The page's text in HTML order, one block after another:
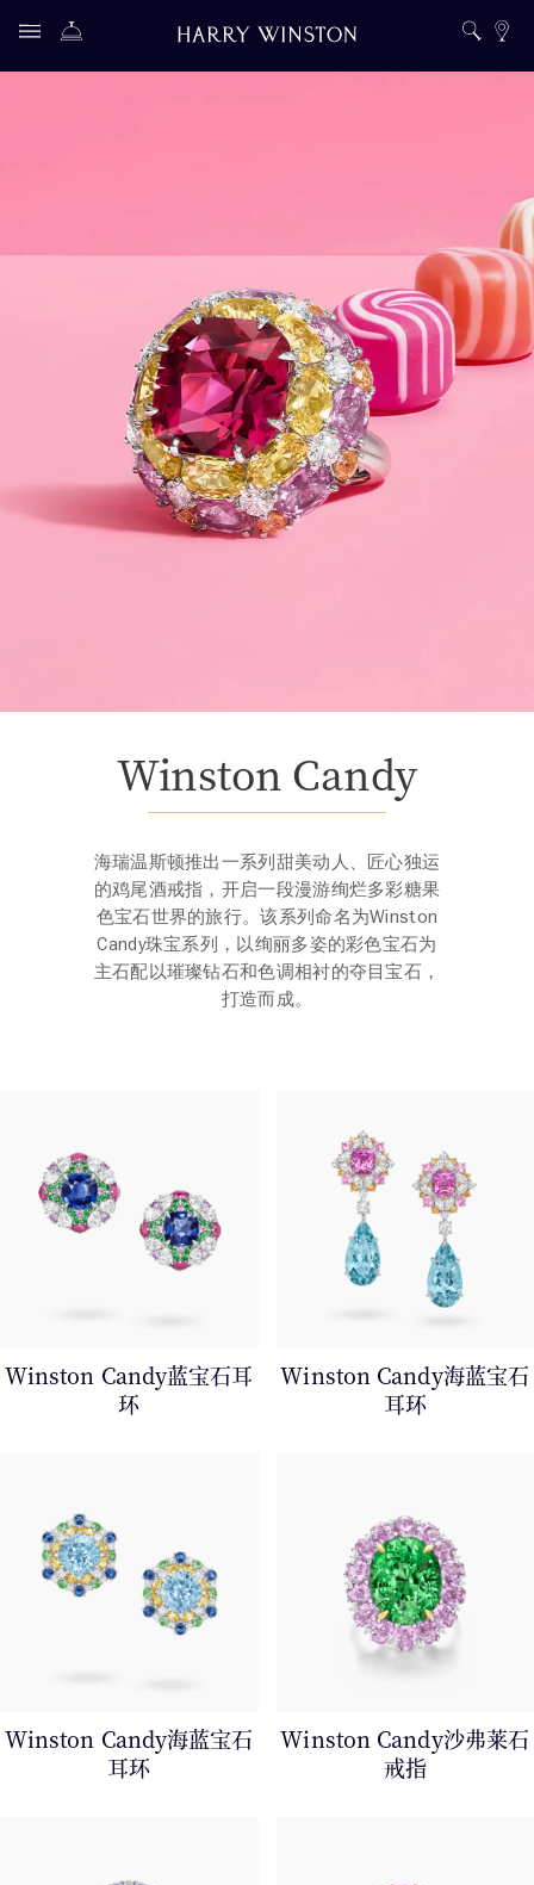
Winston Candy
海瑞温斯顿推出一系列甜美动人、匠心独运
的鸡尾酒戒指，开启一段漫游绚烂多彩糖果
色宝石世界的旅行。该系列命名为Winston
Candy珠宝系列，以绚丽多姿的彩色宝石为
主石配以璀璨钻石和色调相衬的夺目宝石，
打造而成。
Winston Candy蓝宝石耳
环
Winston Candy海蓝宝石
耳环
Winston Candy海蓝宝石
耳环
Winston Candy沙弗莱石
戒指